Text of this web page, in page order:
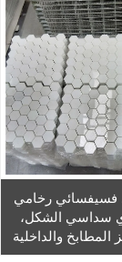
فسيفسائي رخامي
سداسي الشكل،
المطابخ والداخلية
بتصميم باركيه